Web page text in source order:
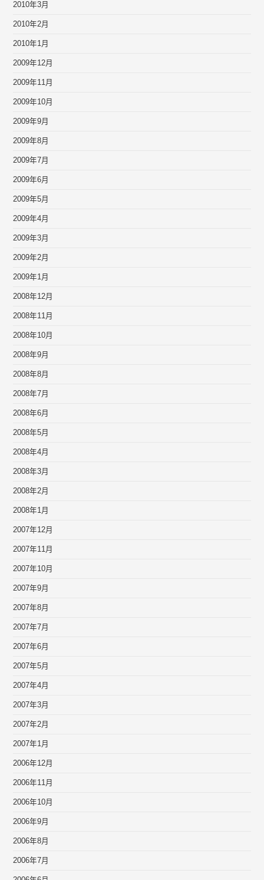
2010年3月
2010年2月
2010年1月
2009年12月
2009年11月
2009年10月
2009年9月
2009年8月
2009年7月
2009年6月
2009年5月
2009年4月
2009年3月
2009年2月
2009年1月
2008年12月
2008年11月
2008年10月
2008年9月
2008年8月
2008年7月
2008年6月
2008年5月
2008年4月
2008年3月
2008年2月
2008年1月
2007年12月
2007年11月
2007年10月
2007年9月
2007年8月
2007年7月
2007年6月
2007年5月
2007年4月
2007年3月
2007年2月
2007年1月
2006年12月
2006年11月
2006年10月
2006年9月
2006年8月
2006年7月